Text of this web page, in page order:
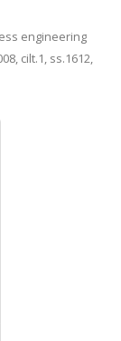
engineering
cilt.1, ss.1612,